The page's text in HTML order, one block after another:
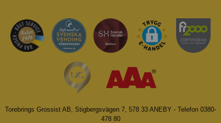
Torebrings Grossist AB, Stigbergsvägen 7, 578 33 ANEBY - Telefon 0380-
478 80